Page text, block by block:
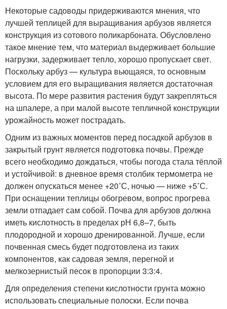
Некоторые садоводы придерживаются мнения, что
лучшей теплицей для выращивания арбузов является
конструкция из сотового поликарбоната. Обусловлено
такое мнение тем, что материал выдерживает большие
нагрузки, задерживает тепло, хорошо пропускает свет.
Поскольку арбуз — культура вьющаяся, то основным
условием для его выращивания является достаточная
высота. По мере развития растения будут закрепляться
на шпалере, а при малой высоте тепличной конструкции
урожайность может пострадать.
Одним из важных моментов перед посадкой арбузов в
закрытый грунт является подготовка почвы. Прежде
всего необходимо дождаться, чтобы погода стала тёплой
и устойчивой: в дневное время столбик термометра не
должен опускаться менее +20˚С, ночью — ниже +5˚С.
При оснащении теплицы обогревом, вопрос прогрева
земли отпадает сам собой. Почва для арбузов должна
иметь кислотность в пределах рН 6,8–7, быть
плодородной и хорошо дренированной. Лучше, если
почвенная смесь будет подготовлена из таких
компонентов, как садовая земля, перегной и
мелкозернистый песок в пропорции 3:3:4.
Для определения степени кислотности грунта можно
использовать специальные полоски. Если почва